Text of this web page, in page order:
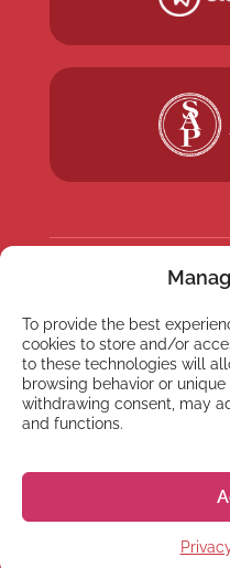
To provide the best
cookies to store and/or
to these technologies will
browsing behavior or
withdrawing consent, may
and functions.